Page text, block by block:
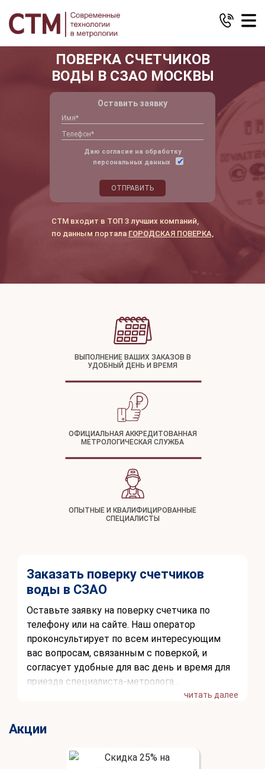
ПОВЕРКА СЧЕТЧИКОВ
ВОДЫ В СЗАО МОСКВЫ
Оставить заявку
Даю согласие на обработку
персональных данных
ОТПРАВИТЬ
СТМ входит в ТОП 3 лучших компаний,
по данным портала ГОРОДСКАЯ ПОВЕРКА,
ВЫПОЛНЕНИЕ ВАШИХ ЗАКАЗОВ В
УДОБНЫЙ ДЕНЬ И ВРЕМЯ
ОФИЦИАЛЬНАЯ АККРЕДИТОВАННАЯ
МЕТРОЛОГИЧЕСКАЯ СЛУЖБА
ОПЫТНЫЕ И КВАЛИФИЦИРОВАННЫЕ
СПЕЦИАЛИСТЫ
Заказать поверку счетчиков
воды в СЗАО
Оставьте заявку на поверку счетчика по
телефону или на сайте. Наш оператор
проконсультирует по всем интересующим
вас вопросам, связанным с поверкой, и
согласует удобные для вас день и время для
приезда специалиста-метролога...
читать далее
Акции